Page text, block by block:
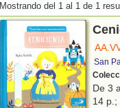
Mostrando del 1 al 1 de 1
San
De 3
14 p.;